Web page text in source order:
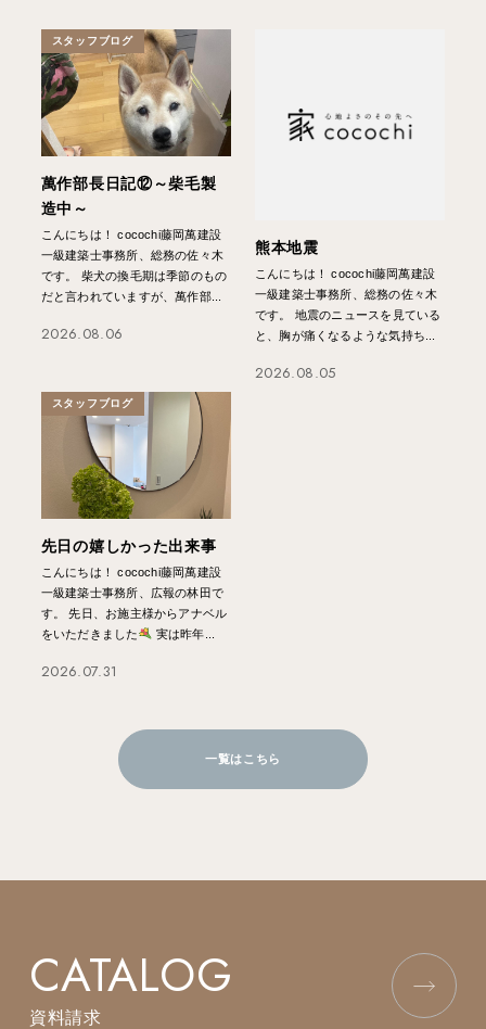
スタッフブログ
萬作部長日記⑫～柴毛製
造中～
こんにちは！ cocochi藤岡萬建設
一級建築士事務所、総務の佐々木
です。 柴犬の換毛期は季節のもの
だと言われていますが、萬作部...
2026.08.06
熊本地震
こんにちは！ cocochi藤岡萬建設
一級建築士事務所、総務の佐々木
です。 地震のニュースを見ている
と、胸が痛くなるような気持ち...
2026.08.05
スタッフブログ
先日の嬉しかった出来事
こんにちは！ cocochi藤岡萬建設
一級建築士事務所、広報の林田で
す。 先日、お施主様からアナベル
をいただきました
実は昨年...
2026.07.31
一覧はこちら
CATALOG
資料請求